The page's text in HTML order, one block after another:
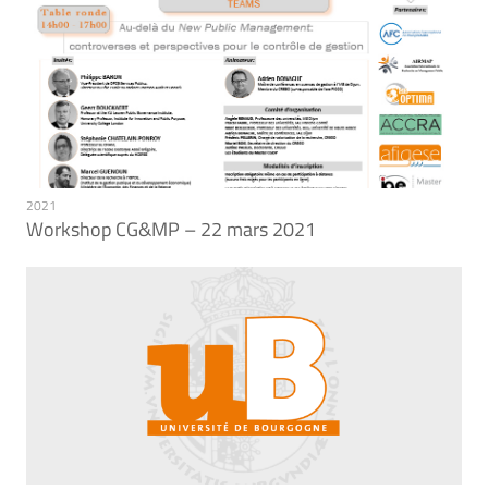
2021
Workshop CG&MP – 22 mars 2021